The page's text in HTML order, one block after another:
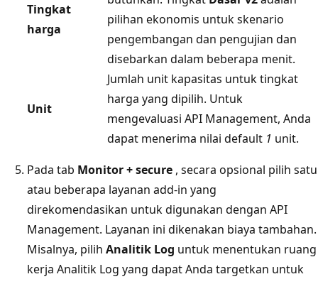
Tingkat
harga
pilihan ekonomis untuk skenario
pengembangan dan pengujian dan
disebarkan dalam beberapa menit.
Unit
Jumlah unit kapasitas untuk tingkat
harga yang dipilih. Untuk
mengevaluasi API Management, Anda
dapat menerima nilai default 1 unit.
Pada tab Monitor + secure , secara opsional pilih satu
atau beberapa layanan add-in yang
direkomendasikan untuk digunakan dengan API
Management. Layanan ini dikenakan biaya tambahan.
Misalnya, pilih Analitik Log untuk menentukan ruang
kerja Analitik Log yang dapat Anda targetkan untuk